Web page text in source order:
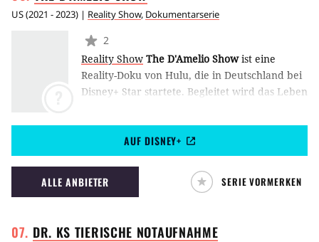
US(2021 - 2023) | Reality Show, Dokumentarserie
2
Reality Show The D'Amelio Showist eine
Reality-Doku von Hulu, die in Deutschland bei
Disney+ Star startete. Begleitet wird das Leben
plötzlichen Erfolg der Schwestern Dixie und
Charli auf TikTok und YouTube ganz neue
Herausforderungen mit sich bringt.
AUF DISNEY+
ALLE ANBIETER SERIE VORMERKEN
DR. KS TIERISCHE NOTAUFNAHME